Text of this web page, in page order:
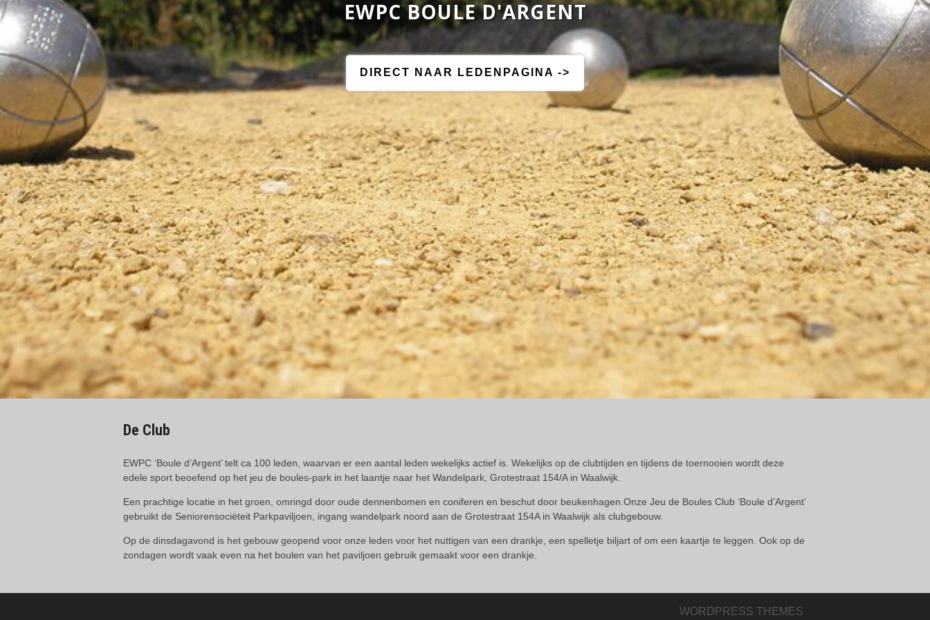
EWPC BOULE D'ARGENT
DIRECT NAAR LEDENPAGINA ->
De Club
EWPC ‘Boule d’Argent’ telt ca 100 leden, waarvan er een aantal leden wekelijks actief is. Wekelijks op de clubtijden en tijdens de toernooien wordt deze
edele sport beoefend op het jeu de boules-park in het laantje naar het Wandelpark, Grotestraat 154/A in Waalwijk.
Een prachtige locatie in het groen, omringd door oude dennenbomen en coniferen en beschut door beukenhagen.Onze Jeu de Boules Club ‘Boule d’Argent’
gebruikt de Seniorensociëteit Parkpaviljoen, ingang wandelpark noord aan de Grotestraat 154A in Waalwijk als clubgebouw.
Op de dinsdagavond is het gebouw geopend voor onze leden voor het nuttigen van een drankje, een spelletje biljart of om een kaartje te leggen. Ook op de
zondagen wordt vaak even na het boulen van het paviljoen gebruik gemaakt voor een drankje.
WORDPRESS THEMES